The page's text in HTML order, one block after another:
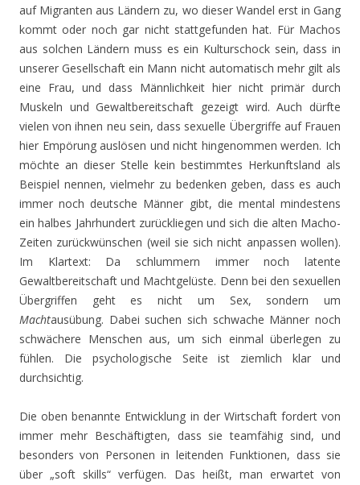
auf Migranten aus Ländern zu, wo dieser Wandel erst in Gang
kommt oder noch gar nicht stattgefunden hat. Für Machos
aus solchen Ländern muss es ein Kulturschock sein, dass in
unserer Gesellschaft ein Mann nicht automatisch mehr gilt als
eine Frau, und dass Männlichkeit hier nicht primär durch
Muskeln und Gewaltbereitschaft gezeigt wird. Auch dürfte
vielen von ihnen neu sein, dass sexuelle Übergriffe auf Frauen
hier Empörung auslösen und nicht hingenommen werden. Ich
möchte an dieser Stelle kein bestimmtes Herkunftsland als
Beispiel nennen, vielmehr zu bedenken geben, dass es auch
immer noch deutsche Männer gibt, die mental mindestens
ein halbes Jahrhundert zurückliegen und sich die alten Macho-
Zeiten zurückwünschen (weil sie sich nicht anpassen wollen).
Im Klartext: Da schlummern immer noch latente
Gewaltbereitschaft und Machtgelüste. Denn bei den sexuellen
Übergriffen geht es nicht um Sex, sondern um
Machtausübung. Dabei suchen sich schwache Männer noch
schwächere Menschen aus, um sich einmal überlegen zu
fühlen. Die psychologische Seite ist ziemlich klar und
durchsichtig.
Die oben benannte Entwicklung in der Wirtschaft fordert von
immer mehr Beschäftigten, dass sie teamfähig sind, und
besonders von Personen in leitenden Funktionen, dass sie
über „soft skills“ verfügen. Das heißt, man erwartet von